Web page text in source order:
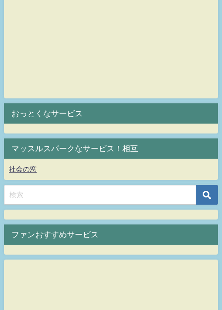
おっとくなサービス
マッスルスパークなサービス！相互
社会の窓
ファンおすすめサービス